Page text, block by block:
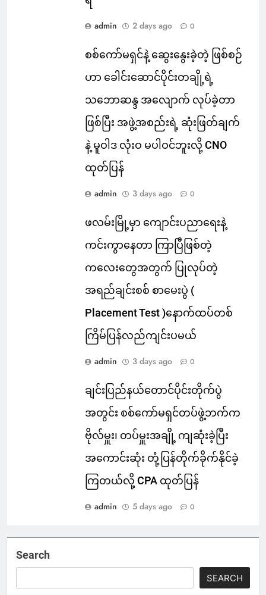
admin 2 days ago 0
စစ်ကော်မရှင်နဲ့ ဆွေးနွေးခဲ့တဲ့ ဖြစ်စဉ်
ဟာ ခေါင်းဆောင်ပိုင်းတချို့ရဲ့
သဘောဆန္ဒ အလျောက် လုပ်ခဲ့တာ
ဖြစ်ပြီး အဖွဲ့အစည်းရဲ့ ဆုံးဖြတ်ချက်
နဲ့ မူဝါဒ လုံးဝ မပါဝင်ဘူးလို့ CNO
ထုတ်ပြန်
admin 3 days ago 0
ဖလမ်းမြို့မှာ ကျောင်းပညာရေးနဲ့
ကင်းကွာနေတာ ကြာပြီဖြစ်တဲ့
ကလေးတွေအတွက် ပြုလုပ်တဲ့
အရည်ချင်းစစ် စာမေးပွဲ (
Placement Test )နောက်ထပ်တစ်
ကြိမ်ပြန်လည်ကျင်းပမယ်
admin 3 days ago 0
ချင်းပြည်နယ်တောင်ပိုင်းတိုက်ပွဲ
အတွင်း စစ်ကော်မရှင်တပ်ဖွဲ့ဘက်က
ဗိုလ်မှူး၊ တပ်မှူးအချို့ ကျဆုံးခဲ့ပြီး
အကောင်းဆုံး တုံ့ပြန်တိုက်ခိုက်နိုင်ခဲ့
ကြတယ်လို့ CPA ထုတ်ပြန်
admin 5 days ago 0
Search
SEARCH